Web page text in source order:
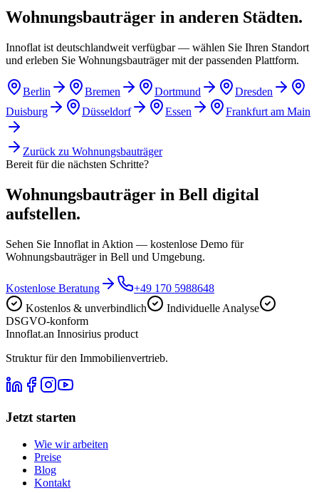
Wohnungsbauträger in anderen Städten.
Innoflat ist deutschlandweit verfügbar — wählen Sie Ihren Standort
und erleben Sie Wohnungsbauträger mit der passenden Plattform.
Berlin Bremen Dortmund
Dresden
Duisburg
Düsseldorf Essen Frankfurt am Main
Zurück zu Wohnungsbauträger
Bereit für die nächsten Schritte?
Wohnungsbauträger in Bell digital
aufstellen.
Sehen Sie Innoflat in Aktion — kostenlose Demo für
Wohnungsbauträger in Bell und Umgebung.
Kostenlose Beratung
+49 170 5988648
Kostenlos & unverbindlich
Individuelle Analyse
DSGVO-konform
Innoflat.an Innosirius product
Struktur für den Immobilienvertrieb.
Jetzt starten
Wie wir arbeiten
Preise
Blog
Kontakt